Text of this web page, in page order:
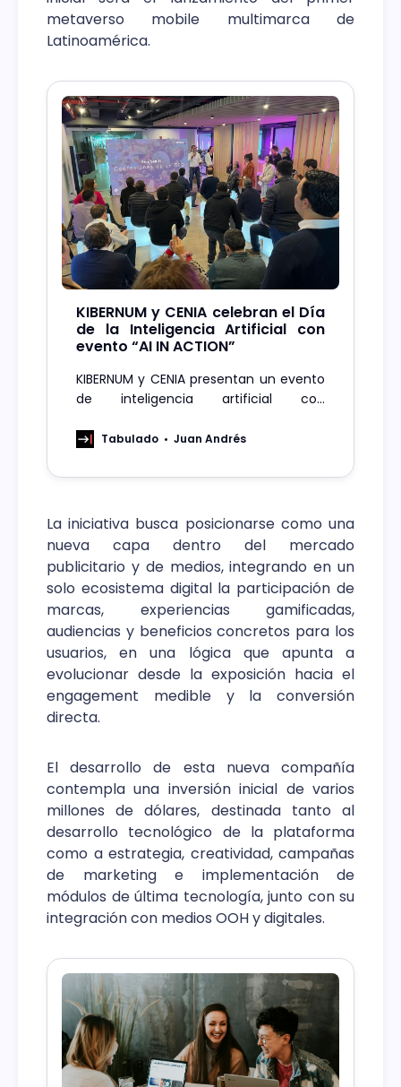
metaverso mobile multimarca de
Latinoamérica.
KIBERNUM y CENIA celebran el Día
de la Inteligencia Artificial con
evento “AI IN ACTION”
KIBERNUM y CENIA presentan un evento
de inteligencia artificial con
nuevo acuerdo de colaboración.
Tabulado Juan Andrés
La iniciativa busca posicionarse como una
nueva capa dentro del mercado
publicitario y de medios, integrando en un
solo ecosistema digital la participación de
marcas, experiencias gamificadas,
audiencias y beneficios concretos para los
usuarios, en una lógica que apunta a
evolucionar desde la exposición hacia el
engagement medible y la conversión
directa.
El desarrollo de esta nueva compañía
contempla una inversión inicial de varios
millones de dólares, destinada tanto al
desarrollo tecnológico de la plataforma
como a estrategia, creatividad, campañas
de marketing e implementación de
módulos de última tecnología, junto con su
integración con medios OOH y digitales.